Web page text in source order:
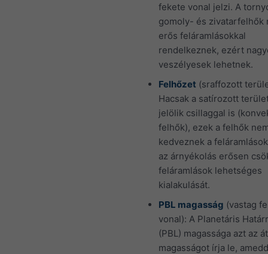
fekete vonal jelzi. A
gomoly- és zivatarfelhők
erős feláramlásokkal
rendelkeznek, ezért
veszélyesek lehetnek.
Felhőzet (sraffozott
Hacsak a satírozott
jelölik csillaggal is
felhők), ezek a felhők
kedveznek a
az árnyékolás erősen
feláramlások lehetséges
kialakulását.
PBL magasság (vastag
vonal): A Planetáris
(PBL) magassága azt az
magasságot írja le,